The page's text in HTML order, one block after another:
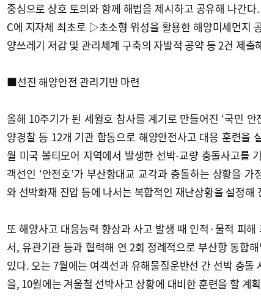
중심으로 상호 토의와 함께 해법을 제시하고 공유해 나간
C에 지자체 최초로 ▷초소형 위성을 활용한 해양미세먼지
양쓰레기 저감 및 관리체계 구축의 자발적 공약 등 2건 제출
■선진 해양안전 관리기반 마련
올해 10주기가 된 세월호 참사를 계기로 만들어진 ‘국민 안
양경찰 등 12개 기관 합동으로 해양안전사고 대응 훈련을
월 미국 볼티모어 지역에서 발생한 선박-교량 충돌사고를
객선인 ‘안전호’가 부산항대교 교각과 충돌하는 상황을
와 선박화재 진압 등에 나서는 복합적인 재난상황을 설정해
또 해양사고 대응능력 향상과 사고 발생 때 인적·물적 피
서, 유관기관 등과 협력해 연 2회 정례적으로 부산항 통합
있다. 오는 7월에는 여객선과 유해물질운반선 간 선박 충돌
을, 10월에는 겨울철 선박사고 상황에 대비한 훈련을 할 계